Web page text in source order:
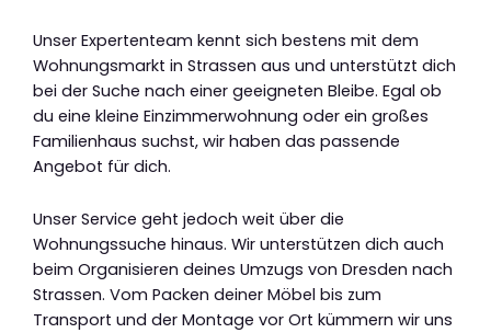
Unser Expertenteam kennt sich bestens mit dem
Wohnungsmarkt in Strassen aus und unterstützt dich
bei der Suche nach einer geeigneten Bleibe. Egal ob
du eine kleine Einzimmerwohnung oder ein großes
Familienhaus suchst, wir haben das passende
Angebot für dich.
Unser Service geht jedoch weit über die
Wohnungssuche hinaus. Wir unterstützen dich auch
beim Organisieren deines Umzugs von Dresden nach
Strassen. Vom Packen deiner Möbel bis zum
Transport und der Montage vor Ort kümmern wir uns